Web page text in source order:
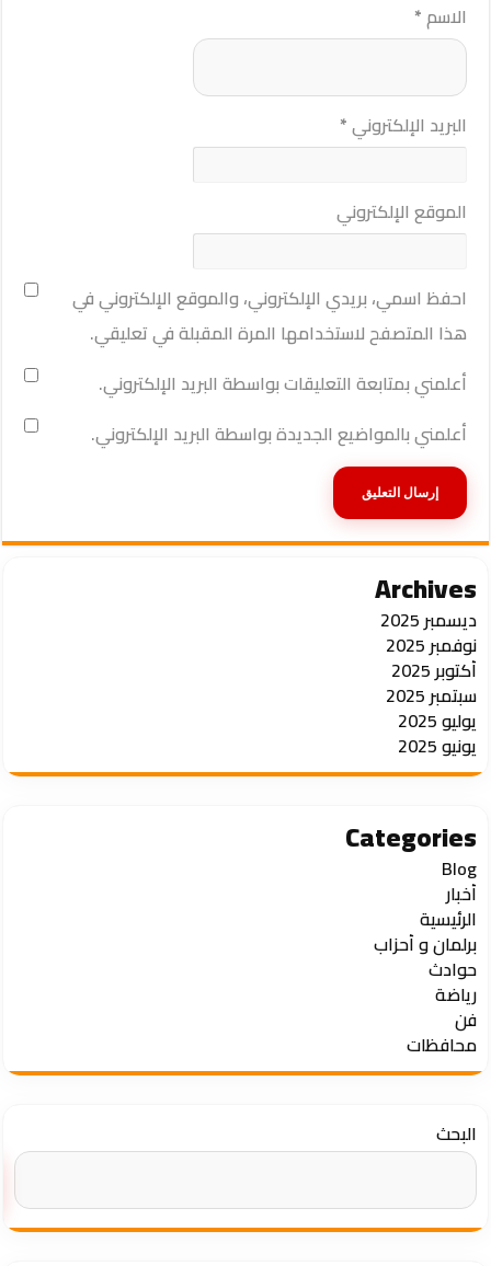
الاسم*
البريد الإلكتروني*
الموقع الإلكتروني
احفظ اسمي، بريدي الإلكتروني، والموقع الإلكتروني في
هذا المتصفح لاستخدامها المرة المقبلة في تعليقي.
أعلمني بمتابعة التعليقات بواسطة البريد الإلكتروني.
أعلمني بالمواضيع الجديدة بواسطة البريد الإلكتروني.
Archives
ديسمبر 2025
نوفمبر 2025
أكتوبر 2025
سبتمبر 2025
يوليو 2025
يونيو 2025
Categories
Blog
أخبار
الرئيسية
برلمان و أحزاب
حوادث
رياضة
فن
محافظات
البحث